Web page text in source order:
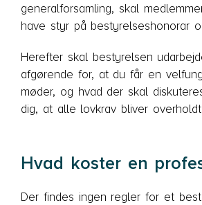
generalforsamling, skal
have styr på bestyrelseshonorar
Herefter skal bestyrelsen
afgørende for, at du får en
møder, og hvad der skal
dig, at alle lovkrav bliver overholdt.
Hvad koster en
Der findes ingen regler for et